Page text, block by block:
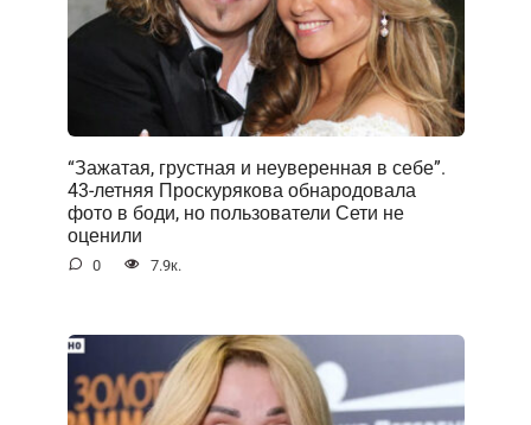
“Зажатая, грустная и неуверенная в себе”.
43-летняя Проскурякова обнародовала
фото в боди, но пользователи Сети не
оценили
0 7.9к.